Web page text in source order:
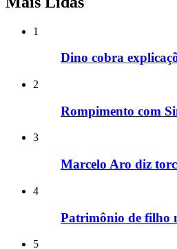
1
Dino cobra
2
Rompimento com
3
Marcelo Aro diz
4
Patrimônio de filho
5